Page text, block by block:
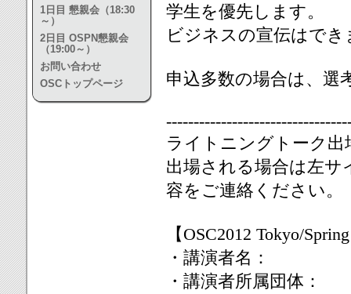
1日目 懇親会（18:30
～）
2日目 OSPN懇親会
（19:00～）
お問い合わせ
OSCトップページ
学生を優先します。
ビジネスの宣伝はでき
申込多数の場合は、選
ライトニングトーク出
出場される場合は左
容をご連絡ください。
【OSC2012 Tokyo/
・講演者名：
・講演者所属団体：